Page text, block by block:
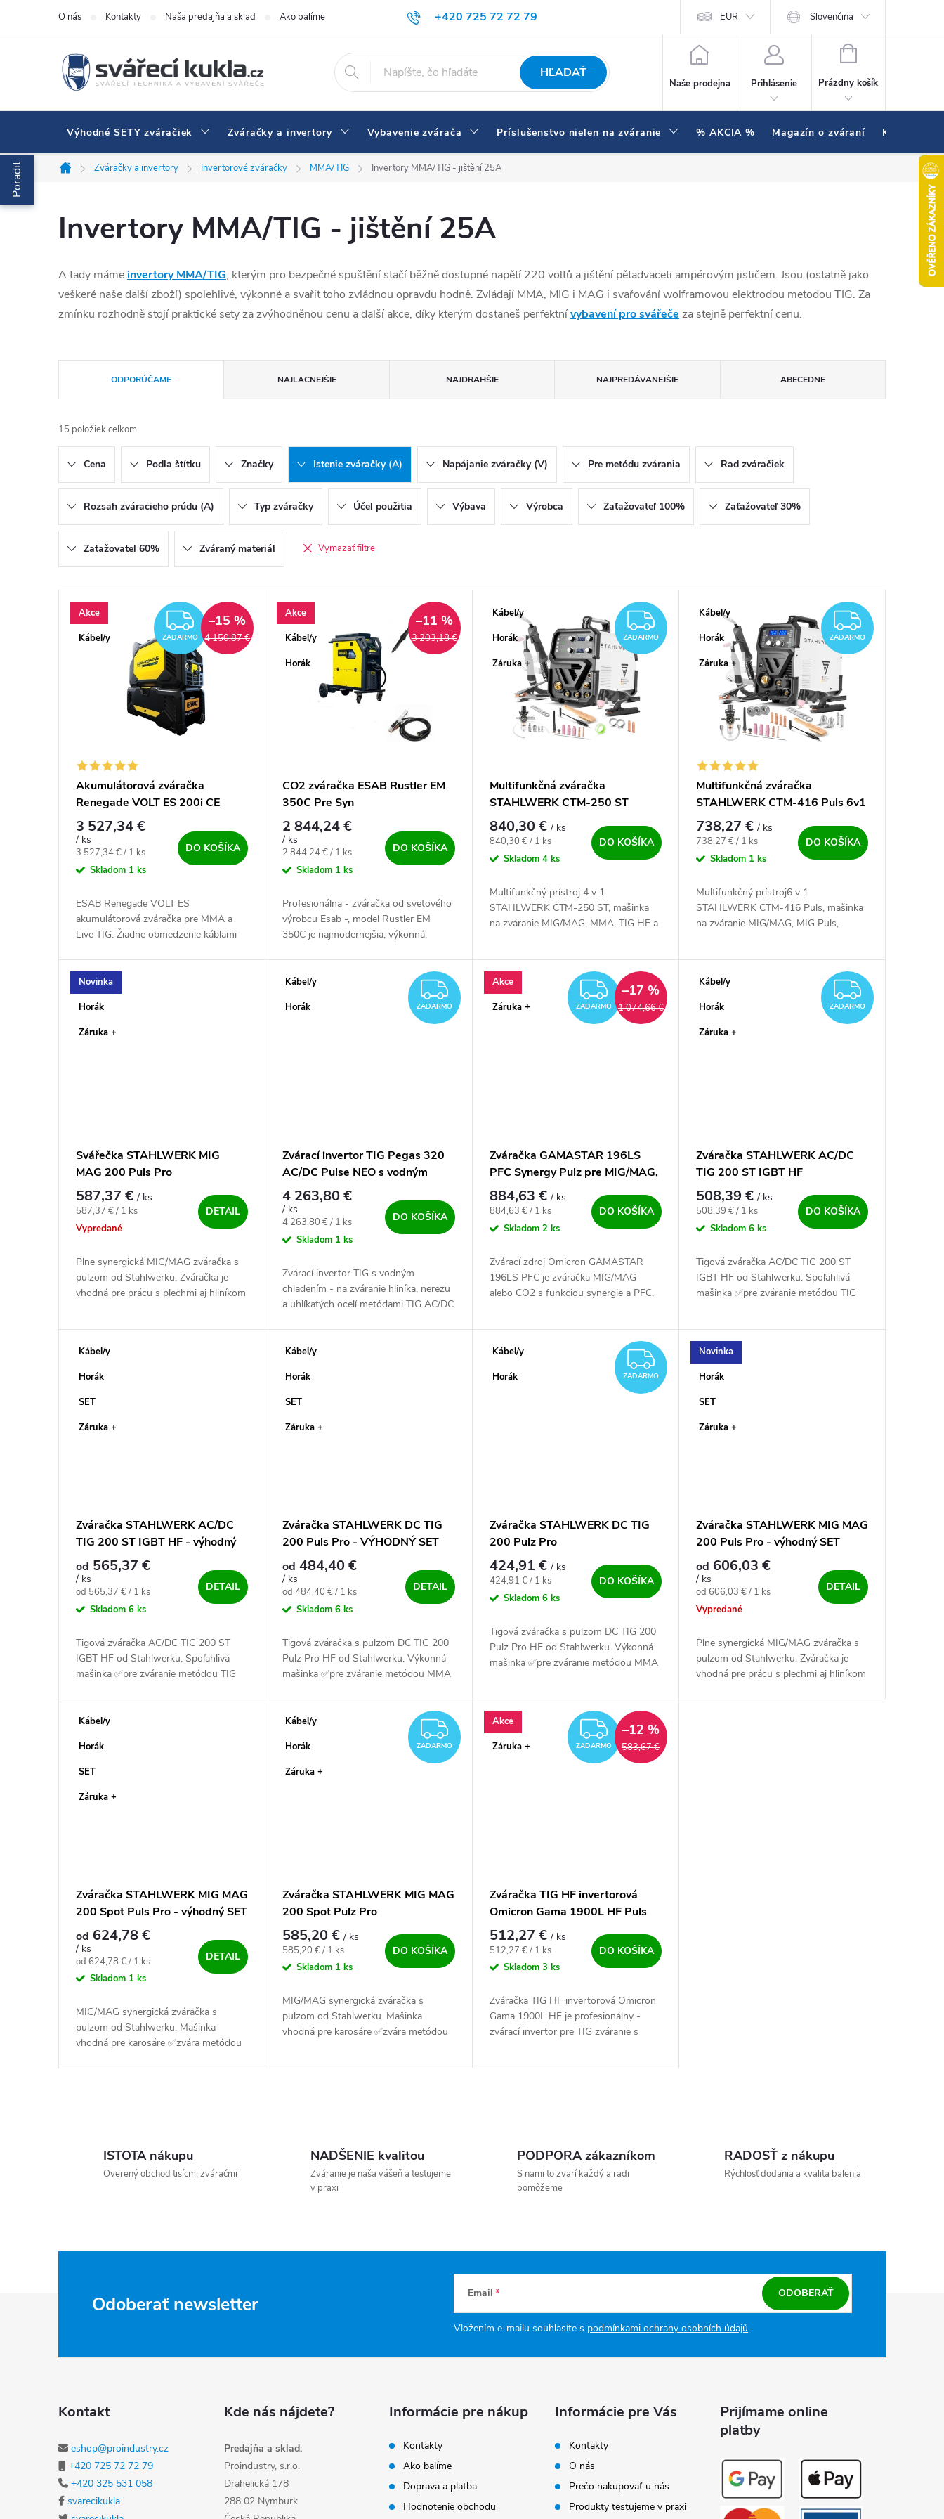
Prejsť na obsah +420 725 72 72 79
eshop@svarecikukla.cz
O nás Kontakty Naša predajňa a sklad Ako balíme Doprava a platba Prečo nakupovať u nás Zváračky a vybavenie testujeme v praxi Hodnotenie obchodu
EUR Slovenčina
HĽADAŤ
Naše prodejna Prihlásenie
NÁKUPNÝ KOŠÍK
Prázdny košík
Výhodné SETY zváračiek Zváračky a invertory Vybavenie zvárača Príslušenstvo nielen na zváranie % AKCIA % Magazín o zváraní Kontakty
Domov
Zváračky a invertory Invertorové zváračky MMA/TIG Invertory MMA/TIG - jištění 25A
Invertory MMA/TIG - jištění 25A
A tady máme invertory MMA/TIG, kterým pro bezpečné spuštění stačí běžně dostupné napětí 220 voltů a jištění pětadvaceti ampérovým jističem. Jsou (ostatně jako
veškeré naše další zboží) spolehlivé, výkonné a svařit toho zvládnou opravdu hodně. Zvládají MMA, MIG i MAG i svařování wolframovou elektrodou metodou TIG. Za
zmínku rozhodně stojí praktické sety za zvýhodněnou cenu a další akce, díky kterým dostaneš perfektnívybavení pro svářeče za stejně perfektní cenu.
Radenie produktov
ODPORÚČAME NAJLACNEJŠIE NAJDRAHŠIE NAJPREDÁVANEJŠIE ABECEDNE
15 položiek celkom
Cena Podľa štítku Značky Istenie zváračky (A) Napájanie zváračky (V) Pre metódu zvárania Rad zváračiek
Rozsah zváracieho prúdu (A) Typ zváračky Účel použitia Výbava Výrobca Zaťažovateľ 100% Zaťažovateľ 30%
Zaťažovateľ 60% Zváraný materiál Vymazať filtre
Výpis produktov
Akce
Kábel/y
ZADARMO
ZADARMO 4 150,87 €
–15 %
Akumulátorová zváračka
Renegade VOLT ES 200i CE
3 527,34 €
/ ks
Jednotková cena:
3 527,34 € / 1 ks
Skladom 1 ks
DO KOŠÍKA
ESAB Renegade VOLT ES
akumulátorová zváračka pre MMA a
Live TIG. Žiadne obmedzenie káblami
Špičkový stroj pre...
Akce
Kábel/y
Horák
3 203,18 €
–11 %
CO2 zváračka ESAB Rustler EM
350C Pre Syn
2 844,24 €
/ ks
Jednotková cena:
2 844,24 € / 1 ks
Skladom 1 ks
DO KOŠÍKA
Profesionálna - zváračka od svetového
výrobcu Esab -, model Rustler EM
350C je najmodernejšia, výkonná,
Kábel/y
Horák
Záruka +
ZADARMO
ZADARMO
Multifunkčná zváračka
STAHLWERK CTM-250 ST
840,30 €/ ks
Jednotková cena:
840,30 € / 1 ks
Skladom 4 ks
DO KOŠÍKA
Multifunkčný prístroj 4 v 1
STAHLWERK CTM-250 ST, mašinka
na zváranie MIG/MAG, MMA, TIG HF a
Kábel/y
Horák
Záruka +
ZADARMO
Multifunkčná zváračka
STAHLWERK CTM-416 Puls 6v1
738,27 €/ ks
Jednotková cena:
738,27 € / 1 ks
Skladom 1 ks
DO KOŠÍKA
Multifunkčný prístroj6 v 1
STAHLWERK CTM-416 Puls, mašinka
na zváranie MIG/MAG, MIG Puls,
Novinka
Horák
Záruka +
Svářečka STAHLWERK MIG
MAG 200 Puls Pro
587,37 €/ ks
Jednotková cena:
587,37 € / 1 ks
Vypredané
DETAIL
Plne synergická MIG/MAG zváračka s
pulzom od Stahlwerku. Zváračka je
vhodná pre prácu s plechmi aj hliníkom
Kábel/y
Horák
ZADARMO
ZADARMO
Zvárací invertor TIG Pegas 320
AC/DC Pulse NEO s vodným
chladením
4 263,80 €
/ ks
Jednotková cena:
4 263,80 € / 1 ks
Skladom 1 ks
DO KOŠÍKA
Zvárací invertor TIG s vodným
chladením - na zváranie hliníka, nerezu
a uhlíkatých ocelí metódami TIG AC/DC
Akce
Záruka +
ZADARMO
ZADARMO 1 074,66 €
–17 %
Zváračka GAMASTAR 196LS
PFC Synergy Pulz pre MIG/MAG,
MMA a LiftTIG
884,63 €/ ks
Jednotková cena:
884,63 € / 1 ks
Skladom 2 ks
DO KOŠÍKA
Zvárací zdroj Omicron GAMASTAR
196LS PFC je zváračka MIG/MAG
alebo CO2 s funkciou synergie a PFC,
Kábel/y
Horák
Záruka +
ZADARMO
Zváračka STAHLWERK AC/DC
TIG 200 ST IGBT HF
508,39 €/ ks
Jednotková cena:
508,39 € / 1 ks
Skladom 6 ks
DO KOŠÍKA
Tigová zváračka AC/DC TIG 200 ST
IGBT HF od Stahlwerku. Spoľahlivá
mašinka ✅pre zváranie metódou TIG
Kábel/y
Horák
SET
Záruka +
Zváračka STAHLWERK AC/DC
TIG 200 ST IGBT HF - výhodný
SET
od 565,37 €
/ ks
Jednotková cena:
od 565,37 € / 1 ks
Skladom 6 ks
DETAIL
Tigová zváračka AC/DC TIG 200 ST
IGBT HF od Stahlwerku. Spoľahlivá
mašinka ✅pre zváranie metódou TIG
Kábel/y
Horák
SET
Záruka +
Zváračka STAHLWERK DC TIG
200 Puls Pro - VÝHODNÝ SET
od 484,40 €
/ ks
Jednotková cena:
od 484,40 € / 1 ks
Skladom6 ks
DETAIL
Tigová zváračka s pulzom DC TIG 200
Pulz Pro HF od Stahlwerku. Výkonná
mašinka ✅pre zváranie metódou MMA
Kábel/y
Horák
ZADARMO
ZADARMO
Zváračka STAHLWERK DC TIG
200 Pulz Pro
424,91 €/ ks
Jednotková cena:
424,91 € / 1 ks
Skladom 6 ks
DO KOŠÍKA
Tigová zváračka s pulzom DC TIG 200
Pulz Pro HF od Stahlwerku. Výkonná
mašinka ✅pre zváranie metódou MMA
Novinka
Horák
SET
Záruka +
Zváračka STAHLWERK MIG MAG
200 Puls Pro - výhodný SET
od 606,03 €
/ ks
Jednotková cena:
od 606,03 € / 1 ks
Vypredané
DETAIL
Plne synergická MIG/MAG zváračka s
pulzom od Stahlwerku. Zváračka je
vhodná pre prácu s plechmi aj hliníkom
Kábel/y
Horák
SET
Záruka +
Zváračka STAHLWERK MIG MAG
200 Spot Puls Pro - výhodný SET
od 624,78 €
/ ks
Jednotková cena:
od 624,78 € / 1 ks
Skladom 1 ks
DETAIL
MIG/MAG synergická zváračka s
pulzom od Stahlwerku. Mašinka
vhodná pre karosáre ✅zvára metódou
Kábel/y
Horák
Záruka +
ZADARMO
ZADARMO
Zváračka STAHLWERK MIG MAG
200 Spot Pulz Pro
585,20 €/ ks
Jednotková cena:
585,20 € / 1 ks
Skladom 1 ks
DO KOŠÍKA
MIG/MAG synergická zváračka s
pulzom od Stahlwerku. Mašinka
vhodná pre karosáre ✅zvára metódou
Akce
Záruka +
ZADARMO
ZADARMO 583,67 €
–12 %
Zváračka TIG HF invertorová
Omicron Gama 1900L HF Puls
512,27 €/ ks
Jednotková cena:
512,27 € / 1 ks
Skladom 3 ks
DO KOŠÍKA
Zváračka TIG HF invertorová Omicron
Gama 1900L HF je profesionálny -
zvárací invertor pre TIG zváranie s
ISTOTA nákupu
Overený obchod tisícmi zváračmi
NADŠENIE kvalitou
Zváranie je naša vášeň a testujeme
v praxi
PODPORA zákazníkom
S nami to zvarí každý a radi
pomôžeme
RADOSŤ z nákupu
Rýchlosť dodania a kvalita balenia
Odoberať newsletter Email
Vložením e-mailu souhlasíte s podmínkami ochrany osobních údajů
ODOBERAŤ
Kontakt
eshop@proindustry.cz
+420 725 72 72 79
+420 325 531 058
svarecikukla
Kde nás nájdete?
Predajňa a sklad:
Proindustry, s.r.o.
Drahelická 178
288 02 Nymburk
Informácie pre nákup
Kontakty
Ako balíme
Doprava a platba
Hodnotenie obchodu
Informácie pre Vás
Kontakty
O nás
Prečo nakupovať u nás
Produkty testujeme v praxi
Prijímame online
platby
Poradit